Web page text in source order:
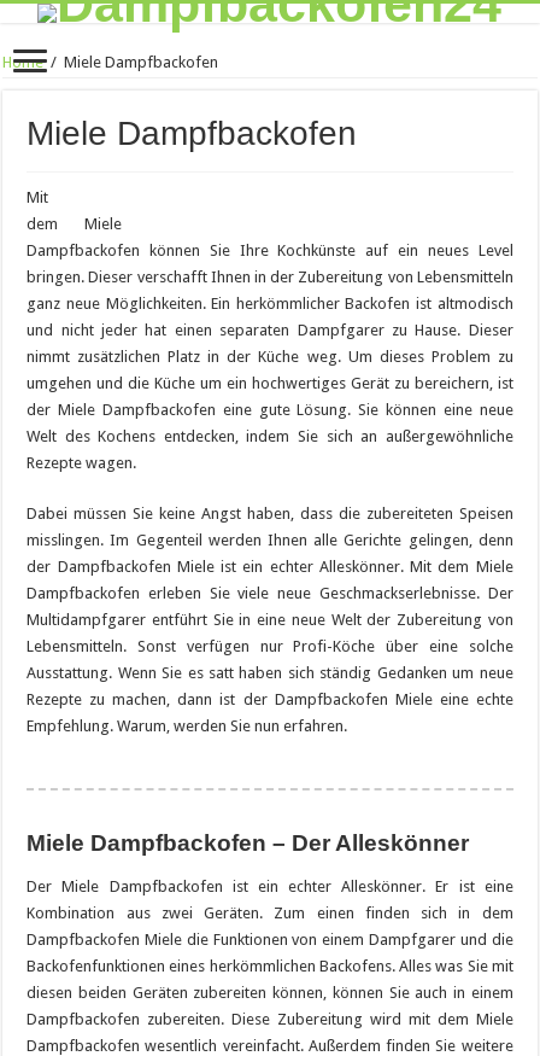
Home / Miele Dampfbackofen
Miele Dampfbackofen
Mit
dem Miele
Dampfbackofen können Sie Ihre Kochkünste auf ein neues Level
bringen. Dieser verschafft Ihnen in der Zubereitung von Lebensmitteln
ganz neue Möglichkeiten. Ein herkömmlicher Backofen ist altmodisch
und nicht jeder hat einen separaten Dampfgarer zu Hause. Dieser
nimmt zusätzlichen Platz in der Küche weg. Um dieses Problem zu
umgehen und die Küche um ein hochwertiges Gerät zu bereichern, ist
der Miele Dampfbackofen eine gute Lösung. Sie können eine neue
Welt des Kochens entdecken, indem Sie sich an außergewöhnliche
Rezepte wagen.
Dabei müssen Sie keine Angst haben, dass die zubereiteten Speisen
misslingen. Im Gegenteil werden Ihnen alle Gerichte gelingen, denn
der Dampfbackofen Miele ist ein echter Alleskönner. Mit dem Miele
Dampfbackofen erleben Sie viele neue Geschmackserlebnisse. Der
Multidampfgarer entführt Sie in eine neue Welt der Zubereitung von
Lebensmitteln. Sonst verfügen nur Profi-Köche über eine solche
Ausstattung. Wenn Sie es satt haben sich ständig Gedanken um neue
Rezepte zu machen, dann ist der Dampfbackofen Miele eine echte
Empfehlung. Warum, werden Sie nun erfahren.
Miele Dampfbackofen – Der Alleskönner
Der Miele Dampfbackofen ist ein echter Alleskönner. Er ist eine
Kombination aus zwei Geräten. Zum einen finden sich in dem
Dampfbackofen Miele die Funktionen von einem Dampfgarer und die
Backofenfunktionen eines herkömmlichen Backofens. Alles was Sie mit
diesen beiden Geräten zubereiten können, können Sie auch in einem
Dampfbackofen zubereiten. Diese Zubereitung wird mit dem Miele
Dampfbackofen wesentlich vereinfacht. Außerdem finden Sie weitere